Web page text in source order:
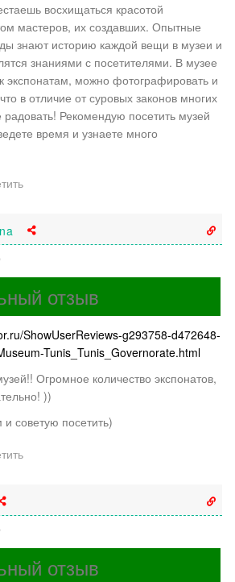
восхищаться красотой
мастеров, их создавших. Опытные
знают историю каждой вещи в музеи и
знаниями с посетителями. В музее
экспонатам, можно фотографировать и
в отличие от суровых законов многих
Рекомендую посетить музей
время и узнаете много
отзыв
ShowUserReviews-g293758-d472648-
Tunis_Tunis_Governorate.html
Огромное количество экспонатов,
))
советую посетить)
отзыв